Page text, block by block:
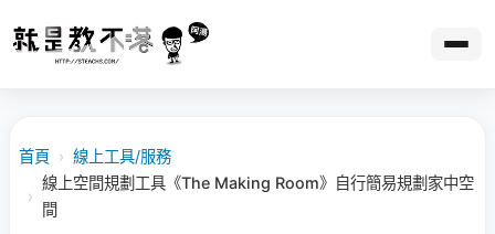
首頁 › 線上工具/服務
›
線上空間規劃工具《The Making Room》自行簡易規劃家中空
間